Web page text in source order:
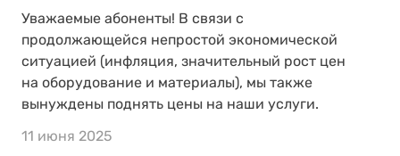
Уважаемые абоненты! В связи с
продолжающейся непростой экономической
ситуацией (инфляция, значительный рост цен
на оборудование и материалы), мы также
вынуждены поднять цены на наши услуги.
11 июня 2025